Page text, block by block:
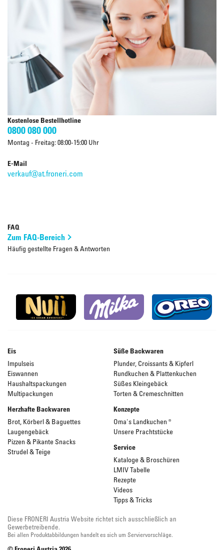
Kostenlose Bestellhotline
0800 080 000
Montag - Freitag: 08:00-15:00 Uhr
E-Mail
verkauf@at.froneri.com
FAQ
Zum FAQ-Bereich
Häufig gestellte Fragen & Antworten
Eis
Impulseis
Eiswannen
Haushaltspackungen
Multipackungen
Süße Backwaren
Plunder, Croissants & Kipferl
Rundkuchen & Plattenkuchen
Süßes Kleingebäck
Torten & Cremeschnitten
Herzhafte Backwaren
Brot, Körberl & Baguettes
Laugengebäck
Pizzen & Pikante Snacks
Strudel & Teige
Konzepte
Oma's Landkuchen ®
Unsere Prachtstücke
Service
Kataloge & Broschüren
LMIV Tabelle
Rezepte
Videos
Tipps & Tricks
Diese FRONERI Austria Website richtet sich ausschließlich an
Gewerbetreibende.
Bei allen Produktabbildungen handelt es sich um Serviervorschläge.